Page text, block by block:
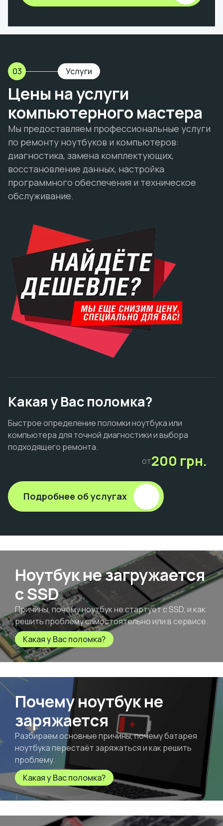
03 Услуги
Цены на услуги
компьютерного мастера
Мы предоставляем профессиональные услуги
по ремонту ноутбуков и компьютеров:
диагностика, замена комплектующих,
восстановление данных, настройка
программного обеспечения и техническое
обслуживание.
Какая у Вас поломка?
Быстрое определение поломки ноутбука или
компьютера для точной диагностики и выбора
подходящего ремонта.
от200 грн.
Подробнее об услугах
Ноутбук не загружается
с SSD
Причины, почему ноутбук не стартует с SSD, и как
решить проблему самостоятельно или в сервисе.
Какая у Вас поломка?
Почему ноутбук не
заряжается
Разбираем основные причины, почему батарея
ноутбука перестаёт заряжаться и как решить
проблему.
Какая у Вас поломка?